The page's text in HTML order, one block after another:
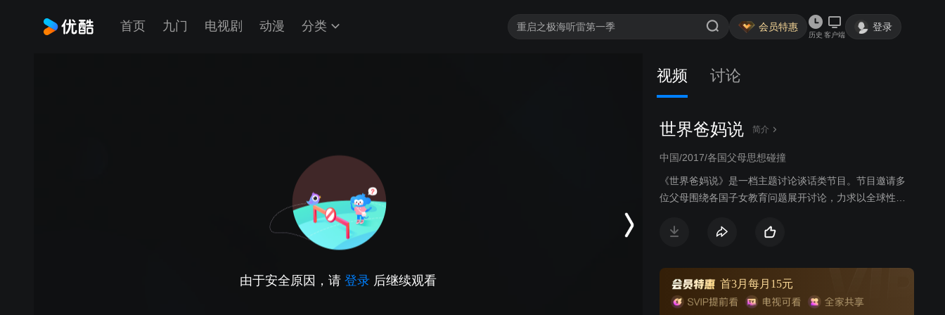
首页 九门 电视剧 动漫 分类 会员特惠
历史 客户端
登录
由于安全原因，请 登录 后继续观看
视频 讨论
世界爸妈说 简介
中国/2017/各国父母思想碰撞
《世界爸妈说》是一档主题讨论谈话类节目。节目邀请多
位父母围绕各国子女教育问题展开讨论，力求以全球性眼
首3月每月15元